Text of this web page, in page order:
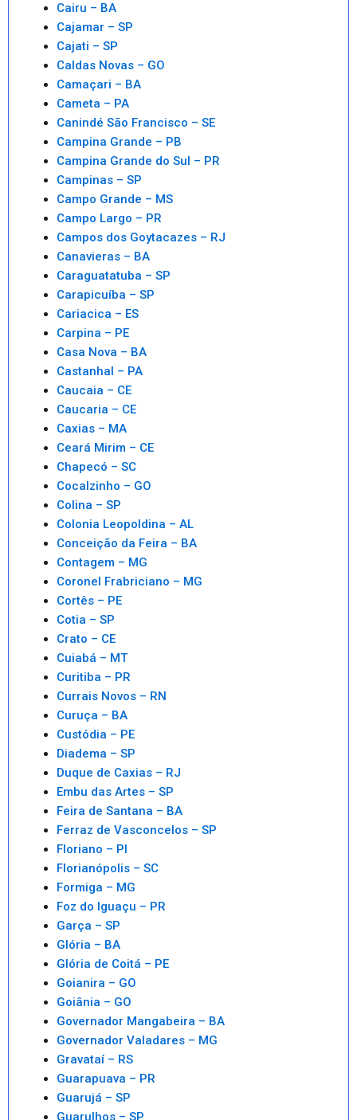
Cairu – BA
Cajamar – SP
Cajati – SP
Caldas Novas – GO
Camaçari – BA
Cameta – PA
Canindé São Francisco – SE
Campina Grande – PB
Campina Grande do Sul – PR
Campinas – SP
Campo Grande – MS
Campo Largo – PR
Campos dos Goytacazes – RJ
Canavieras – BA
Caraguatatuba – SP
Carapicuíba – SP
Cariacica – ES
Carpina – PE
Casa Nova – BA
Castanhal – PA
Caucaia – CE
Caucaria – CE
Caxias – MA
Ceará Mirim – CE
Chapecó – SC
Cocalzinho – GO
Colina – SP
Colonia Leopoldina – AL
Conceição da Feira – BA
Contagem – MG
Coronel Frabriciano – MG
Cortês – PE
Cotia – SP
Crato – CE
Cuiabá – MT
Curitiba – PR
Currais Novos – RN
Curuça – BA
Custódia – PE
Diadema – SP
Duque de Caxias – RJ
Embu das Artes – SP
Feira de Santana – BA
Ferraz de Vasconcelos – SP
Floriano – PI
Florianópolis – SC
Formiga – MG
Foz do Iguaçu – PR
Garça – SP
Glória – BA
Glória de Coitá – PE
Goianira – GO
Goiânia – GO
Governador Mangabeira – BA
Governador Valadares – MG
Gravataí – RS
Guarapuava – PR
Guarujá – SP
Guarulhos – SP